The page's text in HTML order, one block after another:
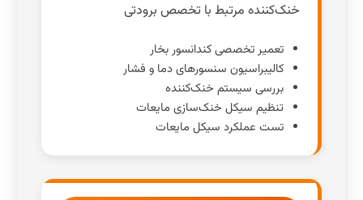
خنک‌کننده مرتبط با تخصص برودتی
تعمیر تخصصی کندانسور بخار
کالیبراسیون سنسورهای دما و فشار
بررسی سیستم خنک‌کننده
تنظیم سیکل خنک‌سازی مایعات
تست عملکرد سیکل مایعات